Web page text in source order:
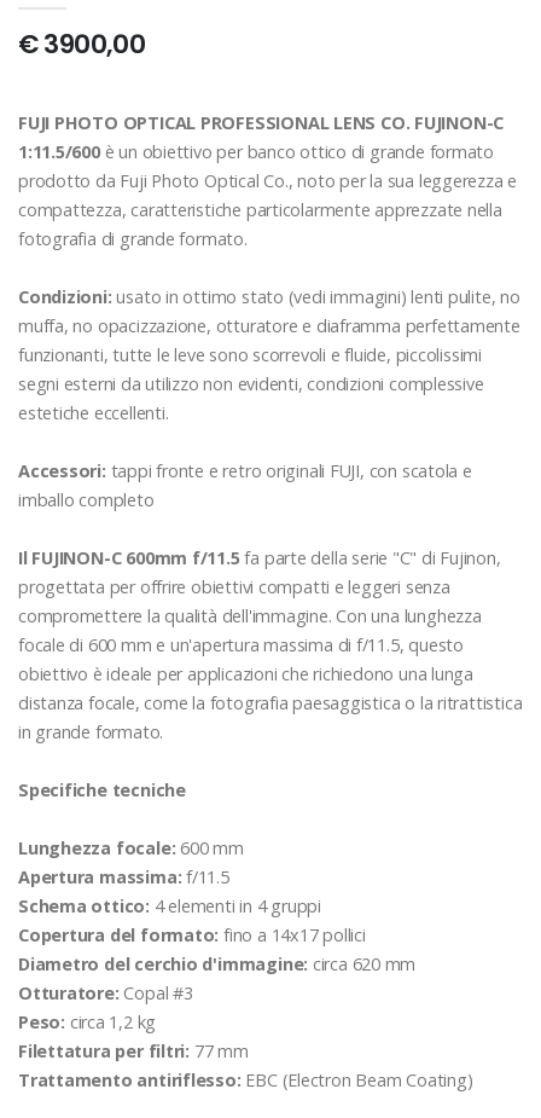
€ 3900,00
FUJI PHOTO OPTICAL PROFESSIONAL LENS CO. FUJINON-C
1:11.5/600è un obiettivo per banco ottico di grande formato
prodotto da Fuji Photo Optical Co., noto per la sua leggerezza e
compattezza, caratteristiche particolarmente apprezzate nella
fotografia di grande formato.
Condizioni:usato in ottimo stato (vedi immagini) lenti pulite, no
muffa, no opacizzazione, otturatore e diaframma perfettamente
funzionanti, tutte le leve sono scorrevoli e fluide, piccolissimi
segni esterni da utilizzo non evidenti, condizioni complessive
estetiche eccellenti.
Accessori: tappi fronte e retro originali FUJI, con scatola e
imballo completo
Il FUJINON-C 600mm f/11.5fa parte della serie "C" di Fujinon,
progettata per offrire obiettivi compatti e leggeri senza
compromettere la qualità dell'immagine. Con una lunghezza
focale di 600 mm e un'apertura massima di f/11.5, questo
obiettivo è ideale per applicazioni che richiedono una lunga
distanza focale, come la fotografia paesaggistica o la ritrattistica
in grande formato.
Specifiche tecniche
Lunghezza focale: 600 mm
Apertura massima: f/11.5
Schema ottico: 4 elementi in 4 gruppi
Copertura del formato:fino a 14x17 pollici
Diametro del cerchio d'immagine: circa 620 mm
Otturatore: Copal #3
Peso: circa 1,2 kg
Filettatura per filtri: 77 mm
Trattamento antiriflesso: EBC (Electron Beam Coating)